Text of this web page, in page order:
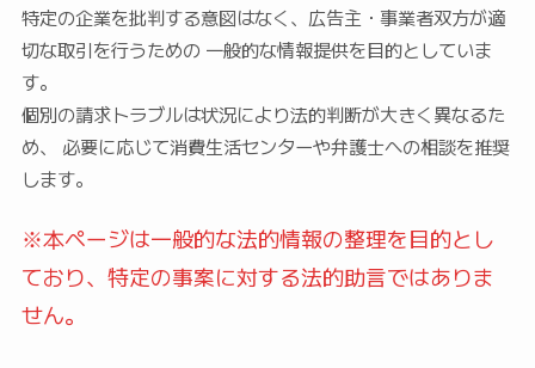
特定の企業を批判する意図はなく、広告主・事業者双方が適
切な取引を行うための 一般的な情報提供を目的としていま
す。
個別の請求トラブルは状況により法的判断が大きく異なるた
め、 必要に応じて消費生活センターや弁護士への相談を推奨
します。
※本ページは一般的な法的情報の整理を目的とし
ており、特定の事案に対する法的助言ではありま
せん。